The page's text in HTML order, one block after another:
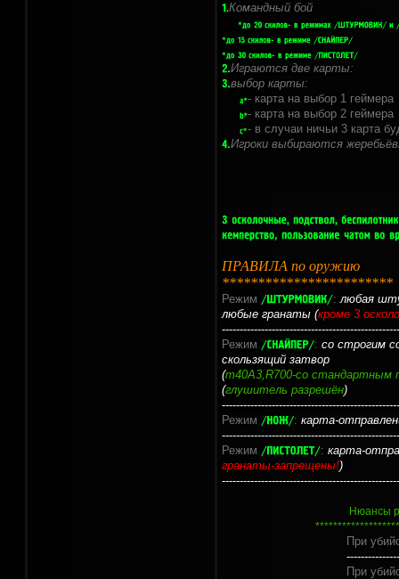
Командный бой
Играются две карты:
выбор карты:
- карта на выбор 1 геймера
- карта на выбор 2 геймера
- в случаи ничьи 3 карта
Игроки выбираются
ПРАВИЛА по оружию
************************
Режим :любая
любые гранаты (кроме 3
Режим
:со строгим
скользящий затвор
(m40A3,R700-со стандартным
(глушитель разрешён)
Режим
:карта-
Режим
:карта-
гранаты-запрещены!)
Нюансы
При убийстве
При убийстве